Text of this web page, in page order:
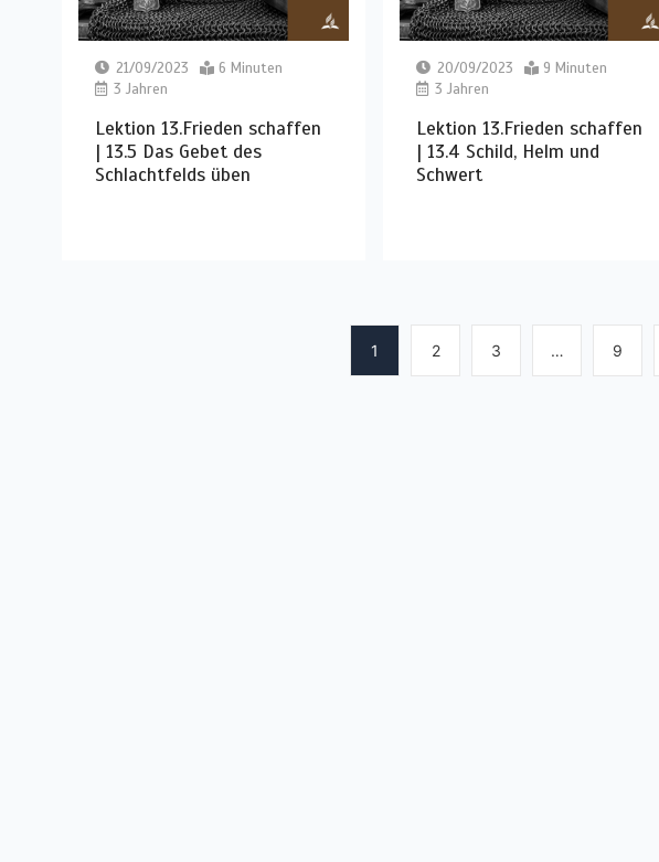
21/09/2023
6 Minuten
3 Jahren
Lektion 13.Frieden schaffen
| 13.5 Das Gebet des
Schlachtfelds üben
20/09/2023
9 Minuten
3 Jahren
Lektion 13.Frieden schaffen
| 13.4 Schild, Helm und
Schwert
1 2 3 … 9